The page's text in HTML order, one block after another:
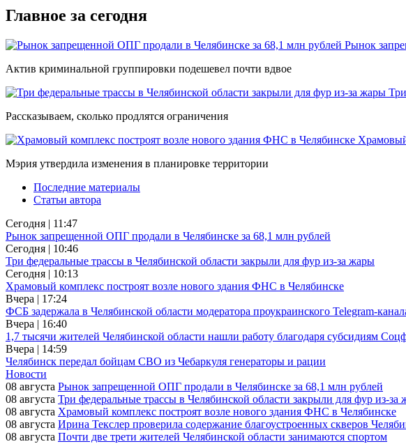
Главное за сегодня
Рынок
Актив криминальной группировки подешевел почти вдвое
Рассказываем, сколько продлятся ограничения
Мэрия утвердила изменения в планировке территории
Последние материалы
Статьи автора
Сегодня | 11:47
Рынок запрещенной ОПГ продали в Челябинске за 68,1 млн рублей
Сегодня | 10:46
Три федеральные трассы в Челябинской области закрыли для фур из-за жары
Сегодня | 10:13
Храмовый комплекс построят возле нового здания ФНС в Челябинске
Вчера | 17:24
ФСБ задержала в Челябинской области модератора проукраинского Telegram-
Вчера | 16:40
1,7 тысячи жителей Челябинской области нашли работу благодаря субсидиям
Вчера | 14:59
Челябинск передал бойцам СВО из Чебаркуля генераторы и рации
Новости
08 августа Рынок запрещенной ОПГ продали в Челябинске за 68,1 млн рублей
08 августа Три федеральные трассы в Челябинской области закрыли для фур из-за
08 августа Храмовый комплекс построят возле нового здания ФНС в Челябинске
08 августа Ирина Текслер проверила содержание благоустроенных скверов
08 августа Почти две трети жителей Челябинской области занимаются спортом